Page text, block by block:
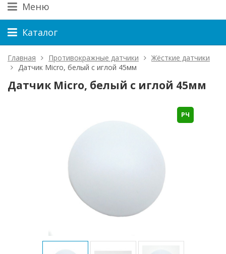
Меню
Каталог
Главная Противокражные датчики
Жёсткие датчики
Датчик Micro, белый с иглой 45мм
Датчик Micro, белый с иглой 45мм
РЧ